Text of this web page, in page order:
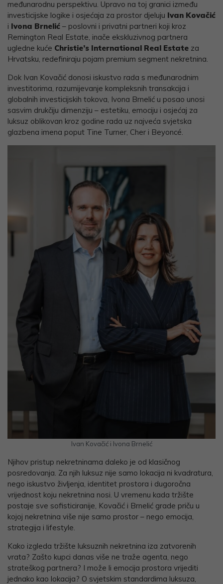
međunarodnu perspektivu. Upravo na toj granici između
investicijske logike i osjećaja za prostor djeluju Ivan Kovačić
i Ivona Brnelić – poslovni i privatni partneri koji kroz
Remington Real Estate, inače ekskluzivnog partnera
ugledne kuće Christie’s International Real Estate za
Hrvatsku, redefiniraju pojam premium segment nekretnina.
Dok Ivan Kovačić donosi iskustvo rada s međunarodnim
investitorima, razumijevanje kompleksnih transakcija i
globalnih investicijskih tokova, Ivona Brnelić u posao unosi
sasvim drukčiju dimenziju – estetiku, emociju i osjećaj za
luksuz oblikovan kroz godine rada uz najveća svjetska
glazbena imena poput Tine Turner, Cher i Beyoncé.
Ivan Kovačić i Ivona Brnelić
Njihov pristup nekretninama daleko je od klasičnog
posredovanja. Za njih luksuz nije samo lokacija ni kvadratura,
nego iskustvo življenja, identitet prostora i dugoročna
vrijednost koju nekretnina nosi. U vremenu kada tržište
postaje sve sofisticiranije, Kovačić i Brnelić grade priču u
kojoj nekretnina više nije samo prostor – nego emocija,
strategija i lifestyle.
Kako izgleda tržište luksuznih nekretnina iza zatvorenih
vrata? Zašto kupci danas više ne traže agenta, nego
strateškog partnera? I može li emocija prostora vrijediti
jednako kao lokacija? O svjetskim standardima luksuza,